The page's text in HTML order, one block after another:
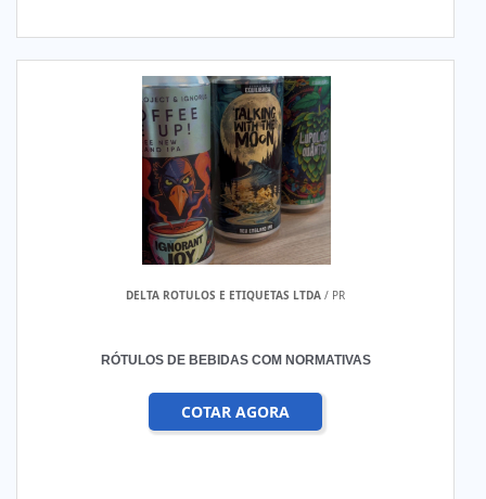
DELTA ROTULOS E ETIQUETAS LTDA / PR
RÓTULOS DE BEBIDAS COM NORMATIVAS
COTAR AGORA